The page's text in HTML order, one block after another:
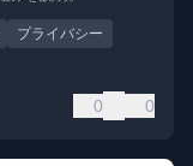
プライバシー
0 0